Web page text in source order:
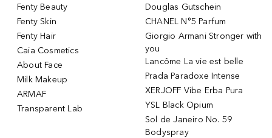
Fenty Beauty
Fenty Skin
Fenty Hair
Caia Cosmetics
About Face
Milk Makeup
ARMAF
Transparent Lab
Douglas Gutschein
CHANEL N°5 Parfum
Giorgio Armani Stronger with
you
Lancôme La vie est belle
Prada Paradoxe Intense
XERJOFF Vibe Erba Pura
YSL Black Opium
Sol de Janeiro No. 59
Bodyspray